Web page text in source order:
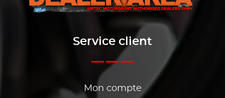
Service client
Mon compte